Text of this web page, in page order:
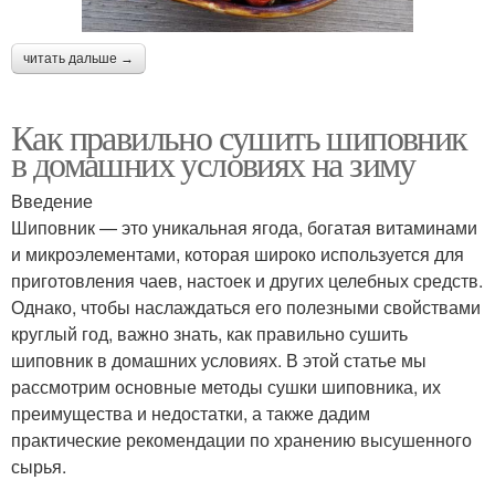
читать дальше →
Как правильно сушить шиповник
в домашних условиях на зиму
Введение
Шиповник — это уникальная ягода, богатая витаминами
и микроэлементами, которая широко используется для
приготовления чаев, настоек и других целебных средств.
Однако, чтобы наслаждаться его полезными свойствами
круглый год, важно знать, как правильно сушить
шиповник в домашних условиях. В этой статье мы
рассмотрим основные методы сушки шиповника, их
преимущества и недостатки, а также дадим
практические рекомендации по хранению высушенного
сырья.